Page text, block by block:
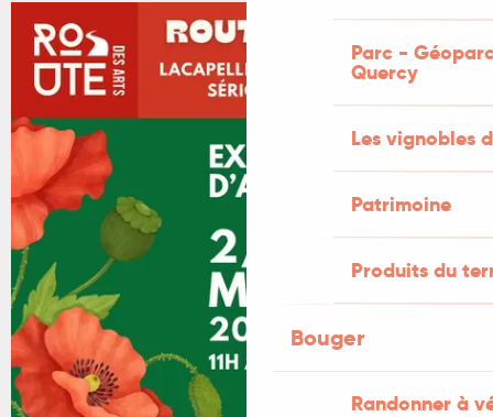
Parc -
Quercy
Les vignobles
Patrimoine
Produits du
Bouger
Randonner à